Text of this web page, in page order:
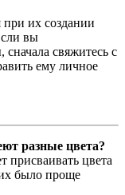
их создании
вы
свяжитесь с
ему личное
разные цвета?
присваивать цвета
было проще